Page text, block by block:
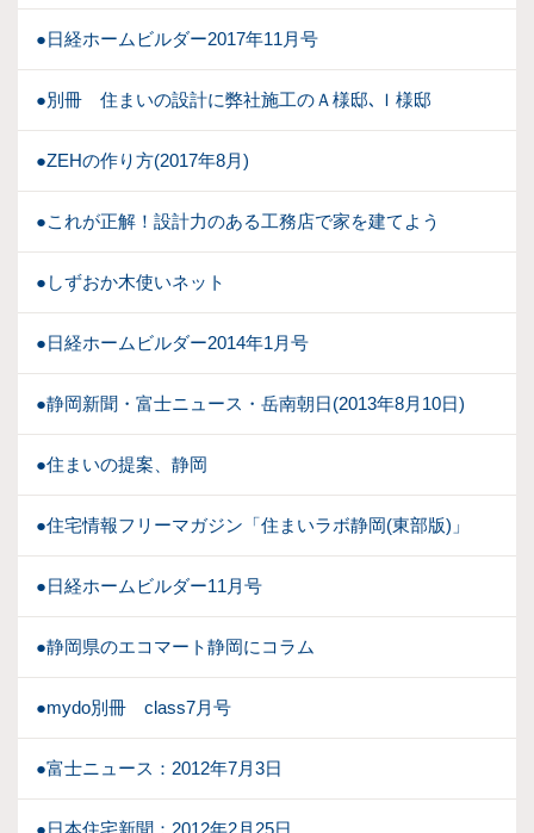
●日経ホームビルダー2017年11月号
●別冊 住まいの設計に弊社施工のＡ様邸､Ｉ様邸
●ZEHの作り方(2017年8月)
●これが正解！設計力のある工務店で家を建てよう
●しずおか木使いネット
●日経ホームビルダー2014年1月号
●静岡新聞・富士ニュース・岳南朝日(2013年8月10日)
●住まいの提案、静岡
●住宅情報フリーマガジン「住まいラボ静岡(東部版)」
●日経ホームビルダー11月号
●静岡県のエコマート静岡にコラム
●mydo別冊 class7月号
●富士ニュース：2012年7月3日
●日本住宅新聞：2012年2月25日